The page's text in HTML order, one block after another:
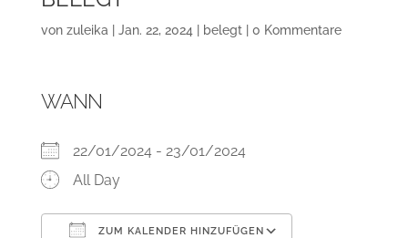
von zuleika Jan. 22, 2024 belegt| 0 Kommentare
WANN
22/01/2024 - 23/01/2024
All Day
ZUM KALENDER HINZUFÜGEN